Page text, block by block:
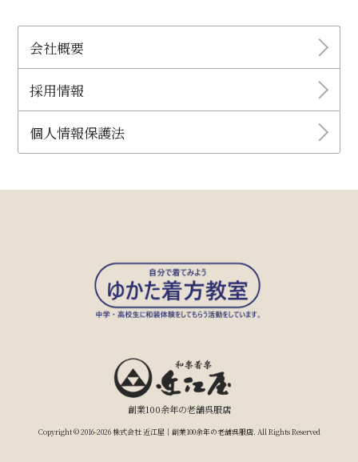
会社概要
採用情報
個人情報保護法
創業100余年の老舗呉服店
Copyright © 2016-2026 株式会社 近江屋｜創業100余年の老舗呉服店. All Rights Reserved